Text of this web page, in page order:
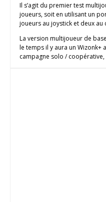
Il s’agit du premier test
joueurs, soit en utilisant un
joueurs au joystick et deux au
La version multijoueur de
le temps il y aura un Wizonk+
campagne solo /